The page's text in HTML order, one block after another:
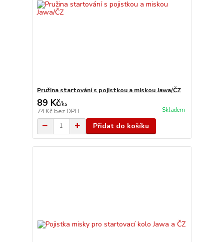
Pružina startování s pojistkou a miskou Jawa/ČZ
89 Kč/ks
74 Kč bez DPH Skladem
Přidat do košíku